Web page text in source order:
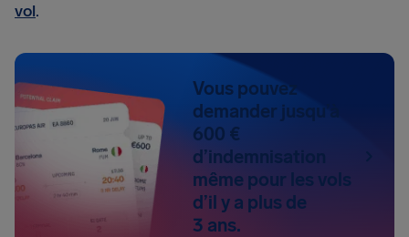
vol.
Vous pouvez
demander jusqu’à
600 €
d’indemnisation
même pour les vols
d’il y a plus de
3 ans.